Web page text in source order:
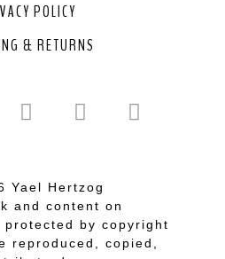
POLICY
& RETURNS
Yael Hertzog
and content on
by copyright
reproduced, copied,